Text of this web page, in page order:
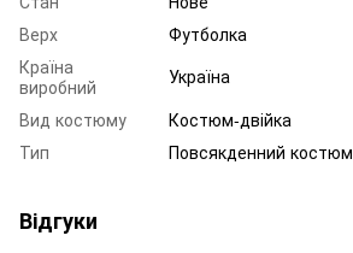
Верх
Футболка
Країна
виробний
Україна
Вид костюму
Костюм-двійка
Тип
Повсякденний костюм
Відгуки